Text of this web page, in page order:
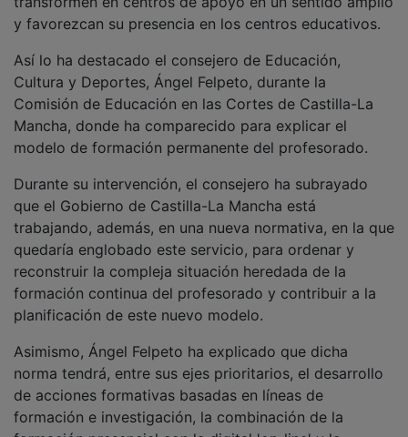
y favorezcan su presencia en los centros educativos.
Cultura y Deportes, Ángel Felpeto, durante la
Comisión de Educación en las Cortes de Castilla-La
Mancha, donde ha comparecido para explicar el
modelo de formación permanente del profesorado.
que el Gobierno de Castilla-La Mancha está
trabajando, además, en una nueva normativa, en la que
quedaría englobado este servicio, para ordenar y
reconstruir la compleja situación heredada de la
formación continua del profesorado y contribuir a la
planificación de este nuevo modelo.
Asimismo, Ángel Felpeto ha explicado que dicha
norma tendrá, entre sus ejes prioritarios, el desarrollo
de acciones formativas basadas en líneas de
formación e investigación, la combinación de la
formación presencial con la digital 'on-line' y la